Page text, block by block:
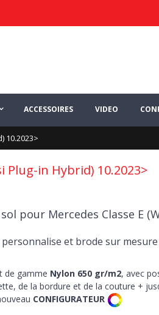
ACCESSOIRES VIDEO
10.2023>
Plug-in Hybrid) 10.2023>
pour Mercedes Classe E
et brode sur mesure
de gamme Nylon 650 gr/m2, avec
de la bordure et de la couture +
CONFIGURATEUR